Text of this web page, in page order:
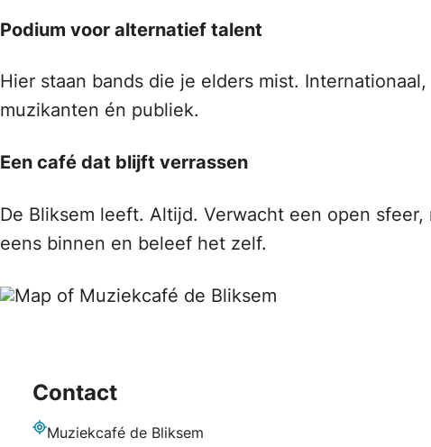
Podium voor alternatief talent
Hier staan bands die je elders mist.
muzikanten én publiek.
Een café dat blijft verrassen
De Bliksem leeft. Altijd. Verwacht een open
eens binnen en beleef het zelf.
Contact
Muziekcafé de Bliksem